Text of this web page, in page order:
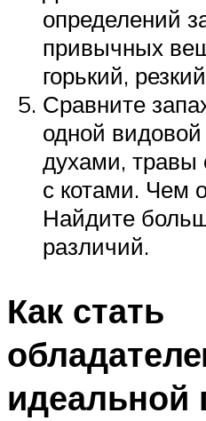
определений
привычных
горький,
Сравните
одной
духами, травы
с котами. Чем
Найдите
различий.
Как стать
идеальной